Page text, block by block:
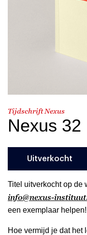
Tijdschrift Nexus
Nexus 32
Uitverkocht
Titel uitverkocht op de
info@nexus-
een exemplaar helpen!
Hoe vermijd je dat het